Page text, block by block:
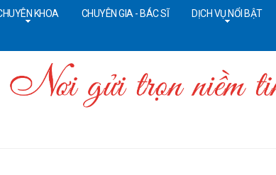
KHOA CHUYÊN GIA - BÁC SĨ DỊCH VỤ NỔI BẬT